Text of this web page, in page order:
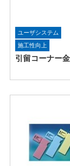
ユーザシステム
施工性向上
引留コーナー